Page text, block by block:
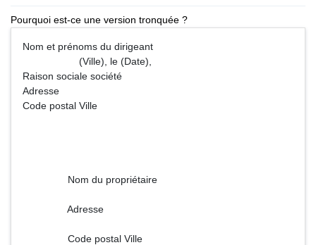
Pourquoi est-ce une version tronquée ?
Nom et prénoms du dirigeant
(Ville), le (Date),
Raison sociale société
Adresse
Code postal Ville
Nom du propriétaire
Adresse
Code postal Ville